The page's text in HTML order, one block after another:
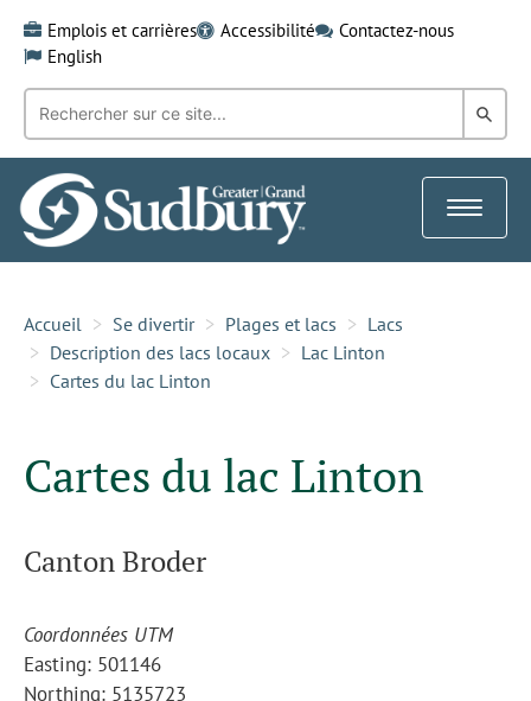
content
Emplois et carrières Accessibilité
Contactez-nous
English
Recherche
mot-
clé:
dans
Toggle
Accueil Se divertir Plages et lacs
Lacs
Description des lacs locaux
Lac Linton
Cartes du lac Linton
Cartes du lac Linton
Canton Broder
Coordonnées UTM
Easting: 501146
Northing: 5135723